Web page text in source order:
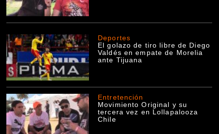
Deportes
El golazo de tiro libre de Diego
Valdés en empate de Morelia
ante Tijuana
Entretención
Movimiento Original y su
tercera vez en Lollapalooza
Chile